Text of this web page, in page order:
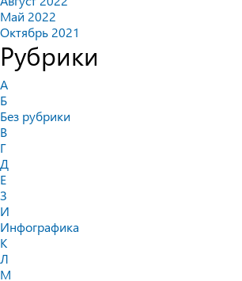
Май 2022
Октябрь 2021
Рубрики
А
Б
Без рубрики
В
Г
Д
Е
З
И
Инфографика
К
Л
М